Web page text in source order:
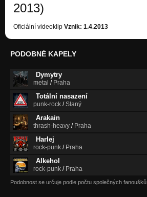
Rány bolavý
Velkej Čučačí
Bláznů ráj
Chcete mě?
Blažena
Chcete mě?
Sen
Chcete mě?
Velkej Čučačí
Velkej Čučačí
Vlkodlak
2013)
Oficiální videoklip Vznik: 1.4.2013
PODOBNÉ KAPELY
Dymytry
metal / Praha
Totální nasazení
punk-rock /Slaný
Arakain
thrash-heavy / Praha
Harlej
rock-punk / Praha
Alkehol
rock-punk / Praha
Podobnost se určuje podle počtu společných fanoušků.